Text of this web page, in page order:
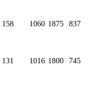
158 1060 1875 837
131 1016 1800 745